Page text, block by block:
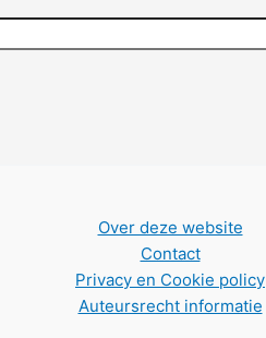
Over deze website
Contact
Privacy en Cookie policy
Auteursrecht informatie